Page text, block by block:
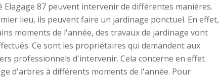
Elagage 87 peuvent intervenir de différentes manières.
lieu, ils peuvent faire un jardinage ponctuel. En effet,
moments de l'année, des travaux de jardinage vont
Ce sont les propriétaires qui demandent aux
professionnels d'intervenir. Cela concerne en effet
d'arbres à différents moments de l'année. Pour